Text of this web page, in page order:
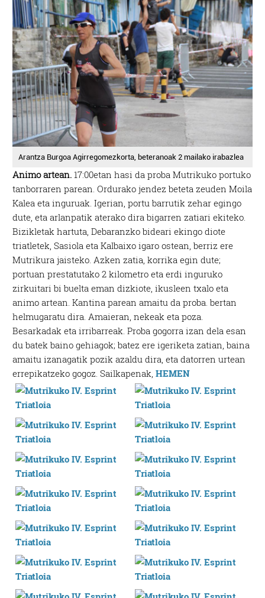
Arantza Burgoa Agirregomezkorta, beteranoak 2 mailako irabazlea
Animo artean. 17:00etan hasi da proba Mutrikuko portuko
tanborraren parean. Ordurako jendez beteta zeuden Moila
Kalea eta inguruak. Igerian, portu barrutik zehar egingo
dute, eta arlanpatik aterako dira bigarren zatiari ekiteko.
Bizikletak hartuta, Debaranzko bideari ekingo diote
triatletek, Sasiola eta Kalbaixo igaro ostean, berriz ere
Mutrikura jaisteko. Azken zatia, korrika egin dute;
portuan prestatutako 2 kilometro eta erdi inguruko
zirkuitari bi buelta eman dizkiote, ikusleen txalo eta
animo artean. Kantina parean amaitu da proba. bertan
helmugaratu dira. Amaieran, nekeak eta poza.
Besarkadak eta irribarreak. Proba gogorra izan dela esan
du batek baino gehiagok; batez ere igeriketa zatian, baina
amaitu izanagatik pozik azaldu dira, eta datorren urtean
errepikatzeko gogoz. Sailkapenak,HEMEN